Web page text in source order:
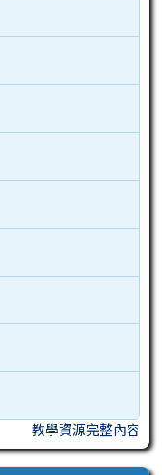
教學資源完整內容